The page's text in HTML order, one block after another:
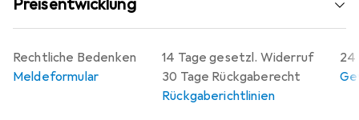
Preisentwicklung
14 Tage gesetzl. Widerruf
30 Tage Rückgaberecht
Rückgaberichtlinien
24
Rechtliche Bedenken
Meldeformular